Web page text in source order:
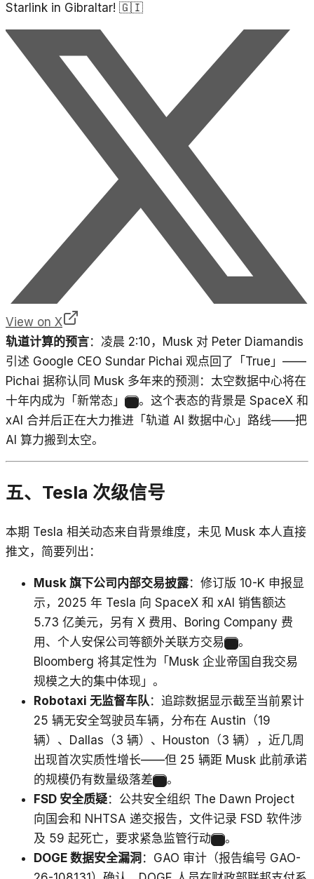
Starlink in Gibraltar! 🇬🇮
View on X
轨道计算的预言：凌晨 2:10，Musk 对 Peter Diamandis
引述 Google CEO Sundar Pichai 观点回了「True」——
Pichai 据称认同 Musk 多年来的预测：太空数据中心将在
十年内成为「新常态」
。这个表态的背景是 SpaceX 和
xAI 合并后正在大力推进「轨道 AI 数据中心」路线——把
AI 算力搬到太空。
五、Tesla 次级信号
本期 Tesla 相关动态来自背景维度，未见 Musk 本人直接
推文，简要列出：
Musk 旗下公司内部交易披露：修订版 10-K 申报显
示，2025 年 Tesla 向 SpaceX 和 xAI 销售额达
5.73 亿美元，另有 X 费用、Boring Company 费
用、个人安保公司等额外关联方交易
。
Bloomberg 将其定性为「Musk 企业帝国自我交易
规模之大的集中体现」。
Robotaxi 无监督车队 ：追踪数据显示截至当前累计
25 辆无安全驾驶员车辆，分布在 Austin（19
辆）、Dallas（3 辆）、Houston（3 辆），近几周
出现首次实质性增长——但 25 辆距 Musk 此前承诺
的规模仍有数量级落差
。
FSD 安全质疑：公共安全组织 The Dawn Project
向国会和 NHTSA 递交报告，文件记录 FSD 软件涉
及 59 起死亡，要求紧急监管行动
。
DOGE 数据安全漏洞 ：GAO 审计（报告编号 GAO-